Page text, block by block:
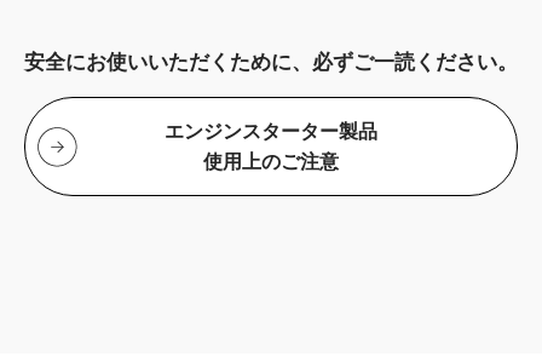
安全にお使いいただくために、必ずご一読ください。
エンジンスターター製品
使用上のご注意